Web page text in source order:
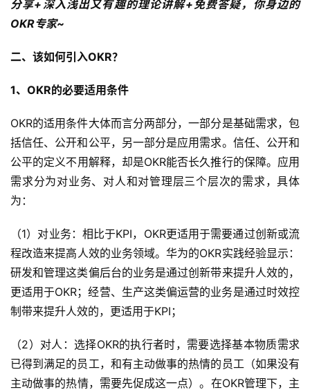
分享+深入浅出又有趣的理论讲解+免费答疑，你身边的
OKR专家~
二、该如何引入OKR？
1、OKR的必要适用条件
OKR的适用条件大体而言分两部分，一部分是基础需求，包
括信任、公开和公平，另一部分是应用需求。信任、公开和
公平的定义不用解释，却是OKR能否长久推行的保障。应用
需求分为对业务、对人和对管理层三个层次的需求，具体
为：
（1）对业务：相比于KPI，OKR更适用于需要通过创新或流
程改造来提高人效的业务领域。华为的OKR实践经验显示：
研发和管理这类偏后台的业务是通过创新带来提升人效的，
更适用于OKR；经营、生产这类偏运营的业务是通过时效控
制带来提升人效的，更适用于KPI；
（2）对人：选择OKR的执行者时，需要选择基本物质需求
已得到满足的员工，和有主动做事的热情的员工（如果没有
主动做事的热情，需要先促成这一点）。在OKR管理下，主